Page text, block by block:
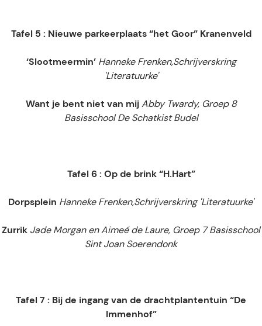
Tafel 5 : Nieuwe parkeerplaats “het Goor” Kranenveld
‘Slootmeermin’ Hanneke Frenken,Schrijverskring
'Literatuurke'
Want je bent niet van mijAbby Twardy, Groep 8
Basisschool De Schatkist Budel
Tafel 6 : Op de brink “H.Hart”
Dorpsplein Hanneke Frenken,Schrijverskring 'Literatuurke'
Zurrik Jade Morgan en Aimeé de Laure, Groep 7 Basisschool
Sint Joan Soerendonk
Tafel 7 : Bij de ingang van de drachtplantentuin “De
Immenhof”